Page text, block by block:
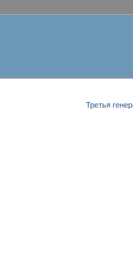
Третья